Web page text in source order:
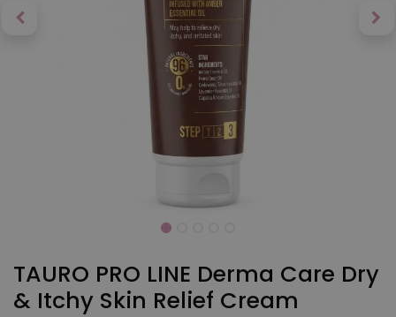
TAURO PRO LINE Derma Care Dry
& Itchy Skin Relief Cream